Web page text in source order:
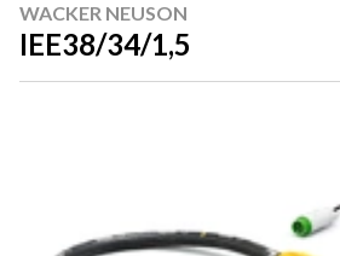
WACKER NEUSON
IEE38/34/1,5